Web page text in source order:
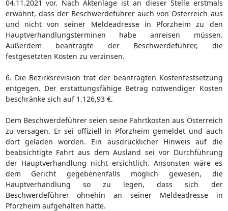
04.11.2021 vor. Nach Aktenlage ist an dieser Stelle erstmals
erwähnt, dass der Beschwerdeführer auch von Österreich aus
und nicht von seiner Meldeadresse in Pforzheim zu den
Hauptverhandlungsterminen habe anreisen müssen.
Außerdem beantragte der Beschwerdeführer, die
festgesetzten Kosten zu verzinsen.
6. Die Bezirksrevision trat der beantragten Kostenfestsetzung
entgegen. Der erstattungsfähige Betrag notwendiger Kosten
beschränke sich auf 1.126,93 €.
Dem Beschwerdeführer seien seine Fahrtkosten aus Österreich
zu versagen. Er sei offiziell in Pforzheim gemeldet und auch
dort geladen worden. Ein ausdrücklicher Hinweis auf die
beabsichtigte Fahrt aus dem Ausland sei vor Durchführung
der Hauptverhandlung nicht ersichtlich. Ansonsten wäre es
dem Gericht gegebenenfalls möglich gewesen, die
Hauptverhandlung so zu legen, dass sich der
Beschwerdeführer ohnehin an seiner Meldeadresse in
Pforzheim aufgehalten hätte.